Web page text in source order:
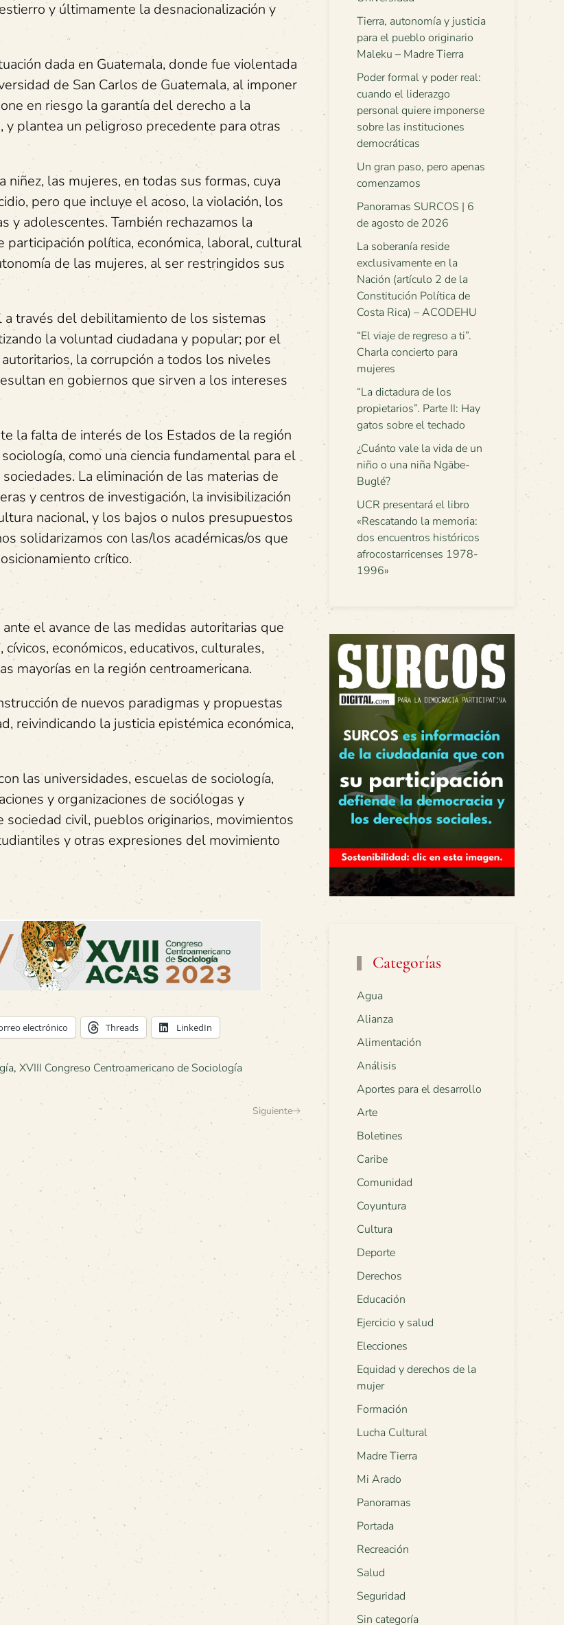
y últimamente la desnacionalización y
dada en Guatemala, donde fue violentada
de San Carlos de Guatemala, al imponer
en riesgo la garantía del derecho a la
y plantea un peligroso precedente para otras
las mujeres, en todas sus formas, cuya
pero que incluye el acoso, la violación, los
y adolescentes. También rechazamos la
política, económica, laboral, cultural
de las mujeres, al ser restringidos sus
través del debilitamiento de los sistemas
la voluntad ciudadana y popular; por el
la corrupción a todos los niveles
en gobiernos que sirven a los intereses
la falta de interés de los Estados de la región
como una ciencia fundamental para el
La eliminación de las materias de
y centros de investigación, la invisibilización
nacional, y los bajos o nulos presupuestos
solidarizamos con las/los académicas/os que
crítico.
el avance de las medidas autoritarias que
económicos, educativos, culturales,
mayorías en la región centroamericana.
de nuevos paradigmas y propuestas
reivindicando la justicia epistémica económica,
las universidades, escuelas de sociología,
y organizaciones de sociólogas y
civil, pueblos originarios, movimientos
y otras expresiones del movimiento
electrónico Threads LinkedIn
, XVIII Congreso Centroamericano de Sociología
Siguiente
Tierra, autonomía y justicia
para el pueblo originario
Maleku – Madre Tierra
Poder formal y poder real:
cuando el liderazgo
personal quiere imponerse
sobre las instituciones
democráticas
Un gran paso, pero apenas
comenzamos
Panoramas SURCOS | 6
de agosto de 2026
La soberanía reside
exclusivamente en la
Nación (artículo 2 de la
Constitución Política de
Costa Rica) – ACODEHU
“El viaje de regreso a ti”.
Charla concierto para
mujeres
“La dictadura de los
propietarios”. Parte II: Hay
gatos sobre el techado
¿Cuánto vale la vida de un
niño o una niña Ngäbe-
Buglé?
UCR presentará el libro
«Rescatando la memoria:
dos encuentros históricos
afrocostarricenses 1978-
1996»
Categorías
Agua
Alianza
Alimentación
Análisis
Aportes para el desarrollo
Arte
Boletines
Caribe
Comunidad
Coyuntura
Cultura
Deporte
Derechos
Educación
Ejercicio y salud
Elecciones
Equidad y derechos de la
mujer
Formación
Lucha Cultural
Madre Tierra
Mi Arado
Panoramas
Portada
Recreación
Salud
Seguridad
Sin categoría